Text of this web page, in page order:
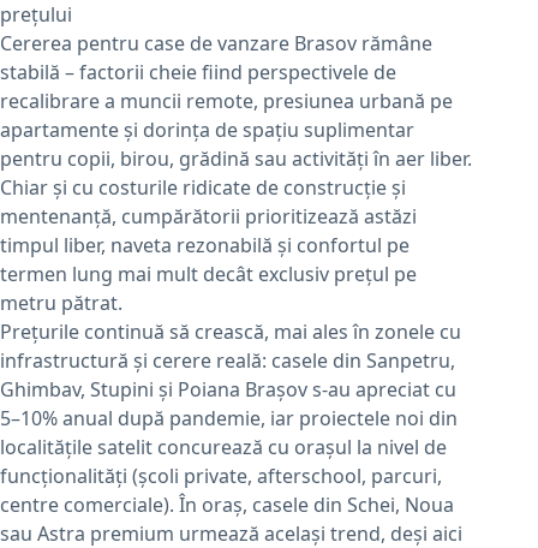
prețului
Cererea pentru case de vanzare Brasov rămâne
stabilă – factorii cheie fiind perspectivele de
recalibrare a muncii remote, presiunea urbană pe
apartamente și dorința de spațiu suplimentar
pentru copii, birou, grădină sau activități în aer liber.
Chiar și cu costurile ridicate de construcție și
mentenanță, cumpărătorii prioritizează astăzi
timpul liber, naveta rezonabilă și confortul pe
termen lung mai mult decât exclusiv prețul pe
metru pătrat.
Prețurile continuă să crească, mai ales în zonele cu
infrastructură și cerere reală: casele din Sanpetru,
Ghimbav, Stupini și Poiana Brașov s-au apreciat cu
5–10% anual după pandemie, iar proiectele noi din
localitățile satelit concurează cu orașul la nivel de
funcționalități (școli private, afterschool, parcuri,
centre comerciale). În oraș, casele din Schei, Noua
sau Astra premium urmează același trend, deși aici